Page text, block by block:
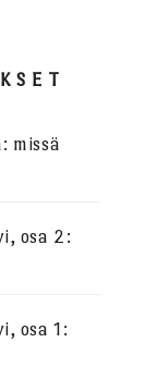
missä
osa 2:
osa 1: